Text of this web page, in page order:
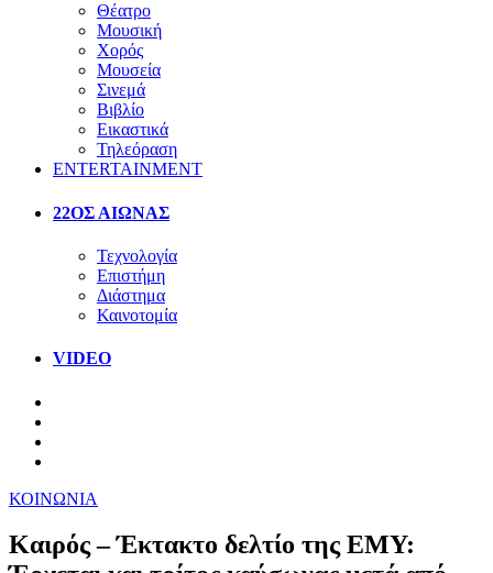
Θέατρο
Μουσική
Χορός
Μουσεία
Σινεμά
Βιβλίο
Εικαστικά
Τηλεόραση
ENTERTAINMENT
22ΟΣ ΑΙΩΝΑΣ
Τεχνολογία
Επιστήμη
Διάστημα
Καινοτομία
VIDEO
ΚΟΙΝΩΝΙΑ
Καιρός – Έκτακτο δελτίο της ΕΜΥ: